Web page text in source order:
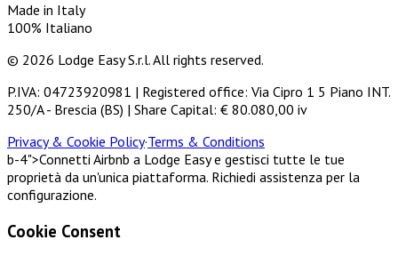
Made in Italy
100% Italiano
© 2026 Lodge Easy S.r.l. All rights reserved.
P.IVA: 04723920981 | Registered office: Via Cipro 1 5 Piano INT.
250/A - Brescia (BS) | Share Capital: € 80.080,00 iv
Privacy & Cookie Policy·Terms & Conditions
b-4">Connetti Airbnb a Lodge Easy e gestisci tutte le tue
proprietà da un'unica piattaforma. Richiedi assistenza per la
configurazione.
Cookie Consent